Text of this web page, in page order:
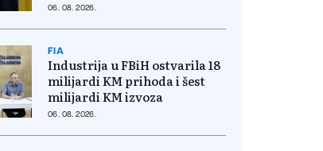
06. 08. 2026.
FIA
Industrija u FBiH ostvarila 18
milijardi KM prihoda i šest
milijardi KM izvoza
06. 08. 2026.